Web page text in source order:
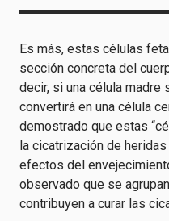
Es más, estas células
sección concreta del
decir, si una célula madre
convertirá en una célula
demostrado que estas
la cicatrización de
efectos del
observado que se
contribuyen a curar las